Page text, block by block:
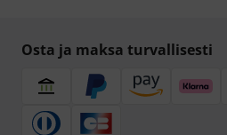
Osta ja maksa turvallisesti